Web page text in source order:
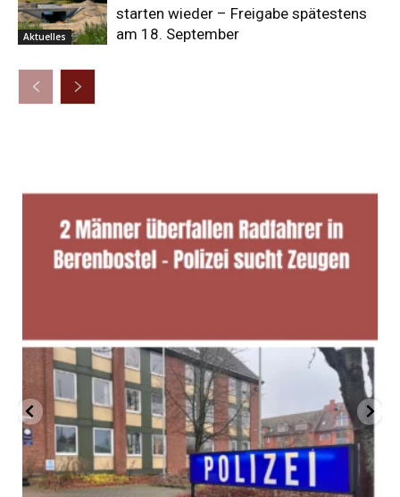
Aktuelles
starten wieder – Freigabe spätestens
am 18. September